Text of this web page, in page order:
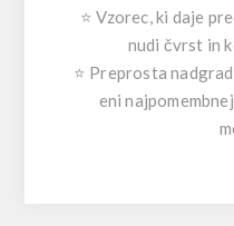
⭐ Vzorec, ki daje
nudi čvrst in
⭐ Preprosta
eni